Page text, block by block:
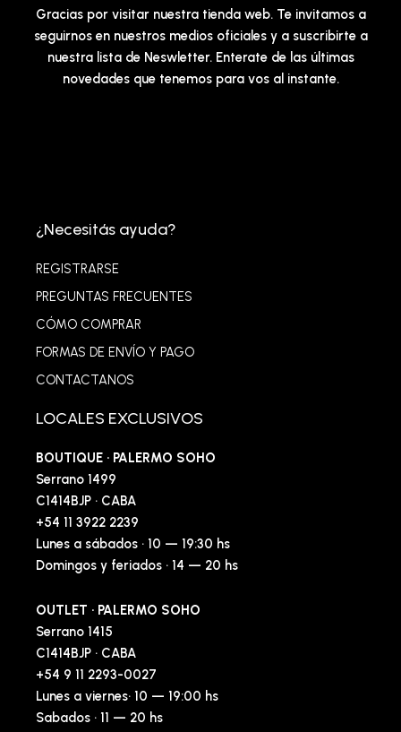
Gracias por visitar nuestra tienda web. Te invitamos a
seguirnos en nuestros medios oficiales y a suscribirte a
nuestra lista de Neswletter. Enterate de las últimas
novedades que tenemos para vos al instante.
¿Necesitás ayuda?
REGISTRARSE
PREGUNTAS FRECUENTES
CÓMO COMPRAR
FORMAS DE ENVÍO Y PAGO
CONTACTANOS
LOCALES EXCLUSIVOS
BOUTIQUE · PALERMO SOHO
Serrano 1499
C1414BJP · CABA
+54 11 3922 2239
Lunes a sábados · 10 — 19:30 hs
Domingos y feriados · 14 — 20 hs
OUTLET · PALERMO SOHO
Serrano 1415
C1414BJP · CABA
+54 9 11 2293-0027
Lunes a viernes· 10 — 19:00 hs
Sabados · 11 — 20 hs